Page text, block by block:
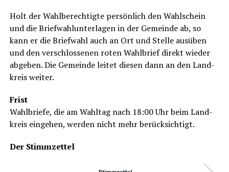
Holt der Wahl­be­rech­tig­te per­sön­lich den Wahl­schein
und die Brief­wahl­un­ter­la­gen in der Gemein­de ab, so
kann er die Brief­wahl auch an Ort und Stel­le aus­üben
und den ver­schlos­se­nen roten Wahl­brief direkt wie­der
abge­ben. Die Gemein­de lei­tet die­sen dann an den Land­
kreis weiter.
Frist
Wahl­brie­fe, die am Wahl­tag nach 18:00 Uhr beim Land­
kreis ein­ge­hen, wer­den nicht mehr berücksichtigt.
Der Stimm­zet­tel